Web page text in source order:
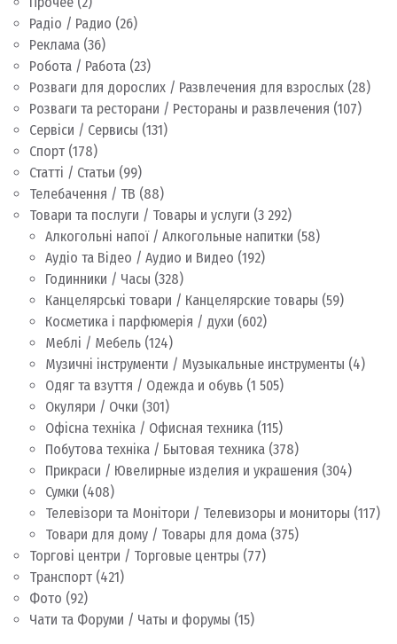
Радіо / Радио (26)
Реклама (36)
Робота / Работа (23)
Розваги для дорослих / Развлечения для взрослых (28)
Розваги та ресторани / Рестораны и развлечения (107)
Сервіси / Сервисы (131)
Спорт (178)
Статті / Статьи (99)
Телебачення / ТВ (88)
Товари та послуги / Товары и услуги (3 292)
Алкогольні напої / Алкогольные напитки (58)
Аудіо та Відео / Аудио и Видео (192)
Годинники / Часы (328)
Канцелярські товари / Канцелярские товары (59)
Косметика і парфюмерія / духи (602)
Меблі / Мебель (124)
Музичні інструменти / Музыкальные инструменты (4)
Одяг та взуття / Одежда и обувь (1 505)
Окуляри / Очки (301)
Офісна техніка / Офисная техника (115)
Побутова техніка / Бытовая техника (378)
Прикраси / Ювелирные изделия и украшения (304)
Сумки (408)
Телевізори та Монітори / Телевизоры и мониторы (117)
Товари для дому / Товары для дома (375)
Торгові центри / Торговые центры (77)
Транспорт (421)
Фото (92)
Чати та Форуми / Чаты и форумы (15)